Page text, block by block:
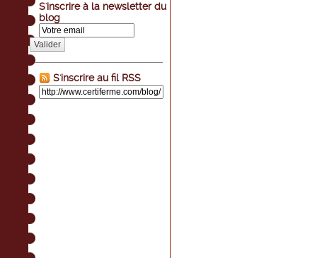
S'inscrire à la newsletter du
blog
Valider
S'inscrire au fil RSS